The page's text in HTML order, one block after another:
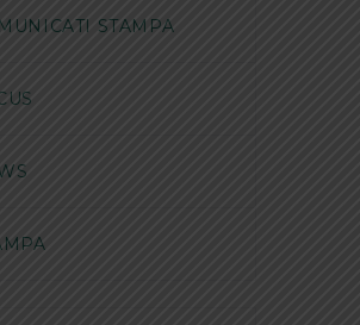
STAMPA